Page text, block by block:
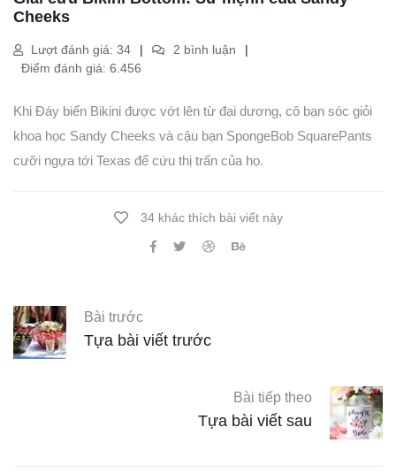
Cheeks
Lượt đánh giá: 34
2 bình luận
Điểm đánh giá: 6.456
Khi Đáy biển Bikini được vớt lên từ đại dương, cô bạn sóc giỏi
khoa học Sandy Cheeks và cậu bạn SpongeBob SquarePants
cưỡi ngựa tới Texas để cứu thị trấn của họ.
34 khác thích bài viết này
Bài trước
Tựa bài viết trước
Bài tiếp theo
Tựa bài viết sau